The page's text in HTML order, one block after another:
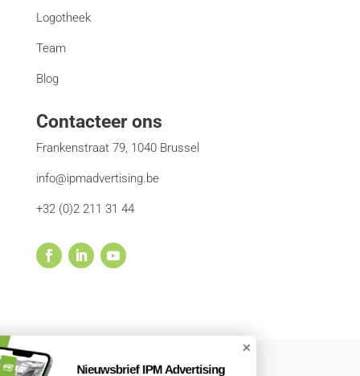
Logotheek
Team
Blog
Contacteer ons
Frankenstraat 79, 1040 Brussel
info@ipmadvertising.be
+32 (0)2 211 31 44
Nieuwsbrief IPM Advertising